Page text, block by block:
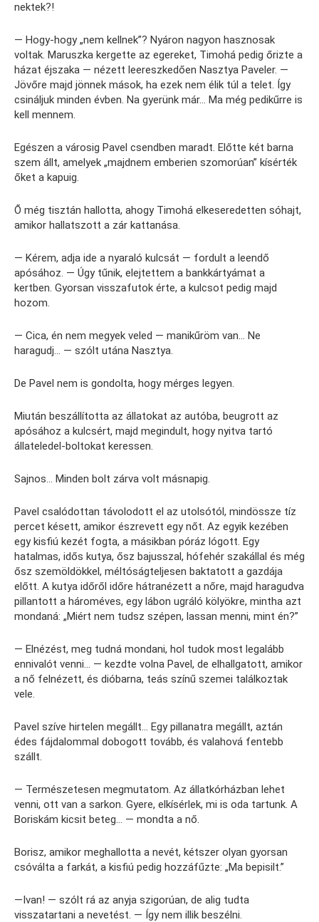
nektek?!
— Hogy-hogy „nem kellnek”? Nyáron nagyon hasznosak
voltak. Maruszka kergette az egereket, Timohá pedig őrizte a
házat éjszaka — nézett leereszkedően Nasztya Paveler. —
Jövőre majd jönnek mások, ha ezek nem élik túl a telet. Így
csináljuk minden évben. Na gyerünk már… Ma még pedikűrre is
kell mennem.
Egészen a városig Pavel csendben maradt. Előtte két barna
szem állt, amelyek „majdnem emberien szomorúan” kísérték
őket a kapuig.
Ő még tisztán hallotta, ahogy Timohá elkeseredetten sóhajt,
amikor hallatszott a zár kattanása.
— Kérem, adja ide a nyaraló kulcsát — fordult a leendő
apósához. — Úgy tűnik, elejtettem a bankkártyámat a
kertben. Gyorsan visszafutok érte, a kulcsot pedig majd
hozom.
— Cica, én nem megyek veled — manikűröm van… Ne
haragudj… — szólt utána Nasztya.
De Pavel nem is gondolta, hogy mérges legyen.
Miután beszállította az állatokat az autóba, beugrott az
apósához a kulcsért, majd megindult, hogy nyitva tartó
állateledel-boltokat keressen.
Sajnos… Minden bolt zárva volt másnapig.
Pavel csalódottan távolodott el az utolsótól, mindössze tíz
percet késett, amikor észrevett egy nőt. Az egyik kezében
egy kisfiú kezét fogta, a másikban póráz lógott. Egy
hatalmas, idős kutya, ősz bajusszal, hófehér szakállal és még
ősz szemöldökkel, méltóságteljesen baktatott a gazdája
előtt. A kutya időről időre hátranézett a nőre, majd haragudva
pillantott a hároméves, egy lábon ugráló kölyökre, mintha azt
mondaná: „Miért nem tudsz szépen, lassan menni, mint én?”
— Elnézést, meg tudná mondani, hol tudok most legalább
ennivalót venni… — kezdte volna Pavel, de elhallgatott, amikor
a nő felnézett, és dióbarna, teás színű szemei találkoztak
vele.
Pavel szíve hirtelen megállt… Egy pillanatra megállt, aztán
édes fájdalommal dobogott tovább, és valahová fentebb
szállt.
— Természetesen megmutatom. Az állatkórházban lehet
venni, ott van a sarkon. Gyere, elkísérlek, mi is oda tartunk. A
Boriskám kicsit beteg… — mondta a nő.
Borisz, amikor meghallotta a nevét, kétszer olyan gyorsan
csóválta a farkát, a kisfiú pedig hozzáfűzte: „Ma bepisilt.”
—Ivan! — szólt rá az anyja szigorúan, de alig tudta
visszatartani a nevetést. — Így nem illik beszélni.